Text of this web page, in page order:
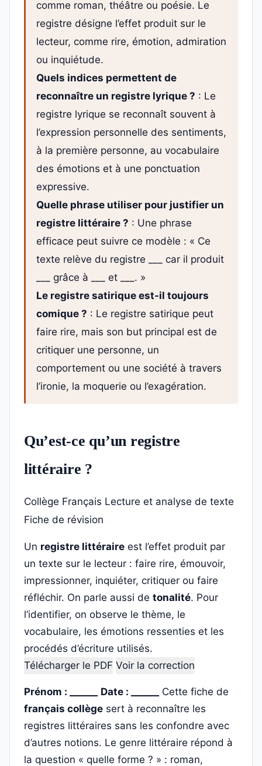
comme roman, théâtre ou poésie. Le
registre désigne l’effet produit sur le
lecteur, comme rire, émotion, admiration
ou inquiétude.
Quels indices permettent de
reconnaître un registre lyrique ? : Le
registre lyrique se reconnaît souvent à
l’expression personnelle des sentiments,
à la première personne, au vocabulaire
des émotions et à une ponctuation
expressive.
Quelle phrase utiliser pour justifier un
registre littéraire ? : Une phrase
efficace peut suivre ce modèle : « Ce
texte relève du registre ___ car il produit
___ grâce à ___ et ___. »
Le registre satirique est-il toujours
comique ? : Le registre satirique peut
faire rire, mais son but principal est de
critiquer une personne, un
comportement ou une société à travers
l’ironie, la moquerie ou l’exagération.
Qu’est-ce qu’un registre
littéraire ?
Collège Français Lecture et analyse de texte
Fiche de révision
Un registre littéraire est l’effet produit par
un texte sur le lecteur : faire rire, émouvoir,
impressionner, inquiéter, critiquer ou faire
réfléchir. On parle aussi de tonalité. Pour
l’identifier, on observe le thème, le
vocabulaire, les émotions ressenties et les
procédés d’écriture utilisés.
Télécharger le PDF Voir la correction
Prénom : ______ Date : ______
Cette fiche de
français collège sert à reconnaître les
registres littéraires sans les confondre avec
d’autres notions. Le genre littéraire répond à
la question « quelle forme ? » : roman,